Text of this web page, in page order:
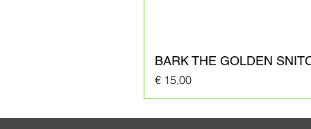
BARK THE GOLDEN
Prijs
€ 15,00